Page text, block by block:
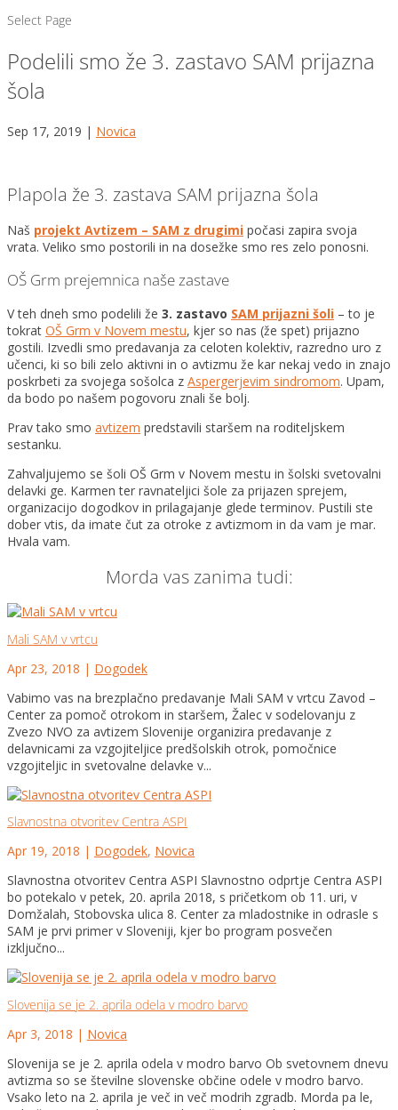
Select Page
Podelili smo že 3. zastavo SAM prijazna
šola
Sep 17, 2019 | Novica
Plapola že 3. zastava SAM prijazna šola
Naš projekt Avtizem – SAM z drugimi počasi zapira svoja
vrata. Veliko smo postorili in na dosežke smo res zelo ponosni.
OŠ Grm prejemnica naše zastave
V teh dneh smo podelili že 3. zastavo SAM prijazni šoli – to je
tokrat OŠ Grm v Novem mestu, kjer so nas (že spet) prijazno
gostili. Izvedli smo predavanja za celoten kolektiv, razredno uro z
učenci, ki so bili zelo aktivni in o avtizmu že kar nekaj vedo in znajo
poskrbeti za svojega sošolca z Aspergerjevim sindromom. Upam,
da bodo po našem pogovoru znali še bolj.
Prav tako smo avtizem predstavili staršem na roditeljskem
sestanku.
Zahvaljujemo se šoli OŠ Grm v Novem mestu in šolski svetovalni
delavki ge. Karmen ter ravnateljici šole za prijazen sprejem,
organizacijo dogodkov in prilagajanje glede terminov. Pustili ste
dober vtis, da imate čut za otroke z avtizmom in da vam je mar.
Hvala vam.
Morda vas zanima tudi:
Mali SAM v vrtcu
Apr 23, 2018 | Dogodek
Vabimo vas na brezplačno predavanje Mali SAM v vrtcu Zavod –
Center za pomoč otrokom in staršem, Žalec v sodelovanju z
Zvezo NVO za avtizem Slovenije organizira predavanje z
delavnicami za vzgojiteljice predšolskih otrok, pomočnice
vzgojiteljic in svetovalne delavke v...
Slavnostna otvoritev Centra ASPI
Apr 19, 2018 | Dogodek, Novica
Slavnostna otvoritev Centra ASPI Slavnostno odprtje Centra ASPI
bo potekalo v petek, 20. aprila 2018, s pričetkom ob 11. uri, v
Domžalah, Stobovska ulica 8. Center za mladostnike in odrasle s
SAM je prvi primer v Sloveniji, kjer bo program posvečen
izključno...
Slovenija se je 2. aprila odela v modro barvo
Apr 3, 2018 | Novica
Slovenija se je 2. aprila odela v modro barvo Ob svetovnem dnevu
avtizma so se številne slovenske občine odele v modro barvo.
Vsako leto na 2. aprila je več in več modrih zgradb. Morda pa le,